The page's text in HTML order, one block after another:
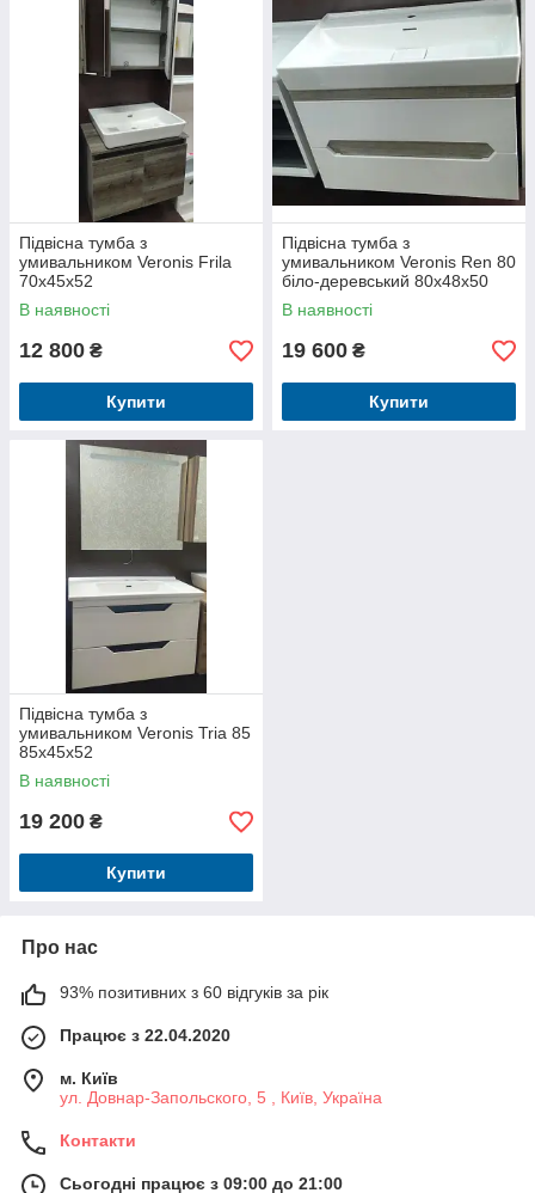
Підвісна тумба з
умивальником Veronis Frila
70х45х52
В наявності
12 800 ₴
Купити
Підвісна тумба з
умивальником Veronis Ren 80
біло-деревський 80х48х50
В наявності
19 600 ₴
Купити
Підвісна тумба з
умивальником Veronis Tria 85
85х45х52
В наявності
19 200 ₴
Купити
Про нас
93% позитивних з 60 відгуків за рік
Працює з 22.04.2020
м. Київ
ул. Довнар-Запольского, 5 , Київ, Україна
Контакти
Сьогодні працює з 09:00 до 21:00